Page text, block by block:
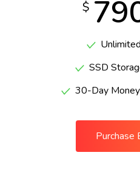
$
SSD
30-Day
Purchase